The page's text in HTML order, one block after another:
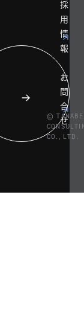
採
用
情
報
お
問
合
せ
© TANABE
CO., LTD.